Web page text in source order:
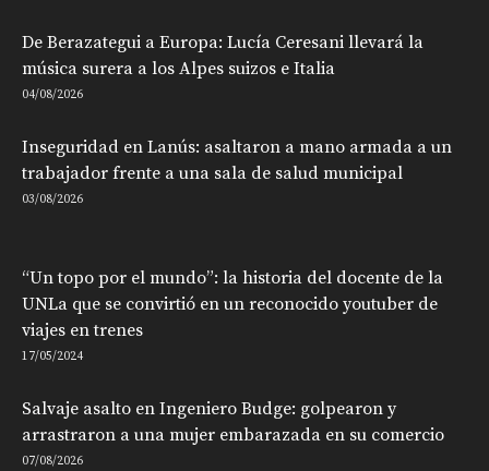
De Berazategui a Europa: Lucía Ceresani llevará la
música surera a los Alpes suizos e Italia
04/08/2026
Inseguridad en Lanús: asaltaron a mano armada a un
trabajador frente a una sala de salud municipal
03/08/2026
“Un topo por el mundo”: la historia del docente de la
UNLa que se convirtió en un reconocido youtuber de
viajes en trenes
17/05/2024
Salvaje asalto en Ingeniero Budge: golpearon y
arrastraron a una mujer embarazada en su comercio
07/08/2026